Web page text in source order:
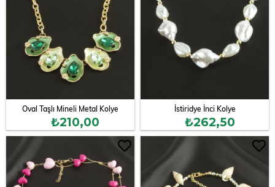
Oval Taşlı Mineli Metal Kolye
₺210,00
İstiridye İnci Kolye
₺262,50